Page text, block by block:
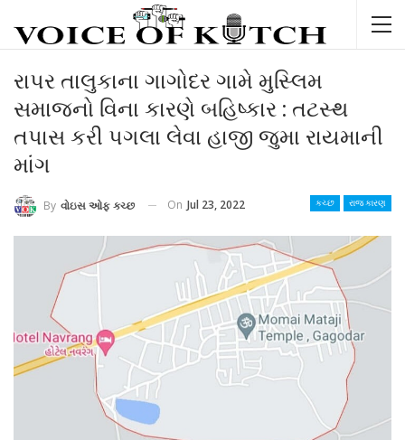
રાપર તાલુકાના ગાગોદર ગામે મુસ્લિમ
સમાજનો વિના કારણે બહિષ્કાર : તટસ્થ
તપાસ કરી પગલા લેવા હાજી જુમા રાયમાની
માંગ
કચ્છ રાજ કારણ
By વોઇસ ઓફ કચ્છ On Jul 23, 2022